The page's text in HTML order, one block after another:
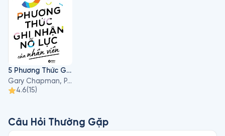
Fortune,  U.S. News & World Report, CNN, Forbes, Bloomberg
Businessweek, FoxNews, Huffington Post, Fast Company,...
5 Phương Thức Ghi Nhận Nỗ Lực Của Nhân Viên
Gary Chapman, Paul White
4.6(15)
Câu Hỏi Thường Gặp